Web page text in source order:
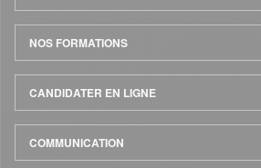
de
page
NOS FORMATIONS
CANDIDATER EN LIGNE
COMMUNICATION